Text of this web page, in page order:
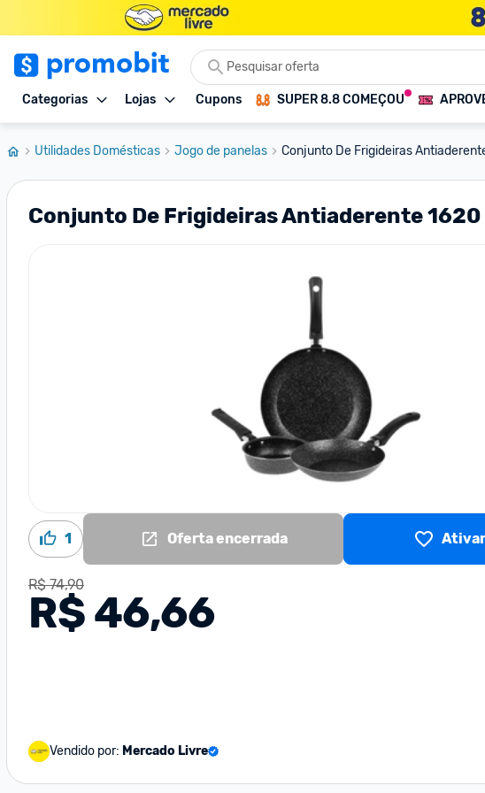
Categorias Lojas Cupons SUPER 8.8 COMEÇOU
Utilidades Domésticas Jogo de panelas Conjunto De Frigideiras
Conjunto De Frigideiras Antiaderente 1620
1 Oferta encerrada
R$ 74,90
R$ 46,66
Vendido por: Mercado Livre